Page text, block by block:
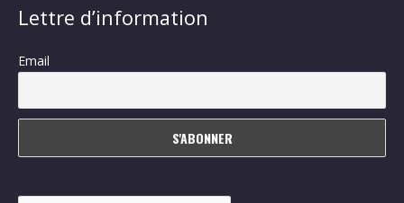
Lettre d’information
Email